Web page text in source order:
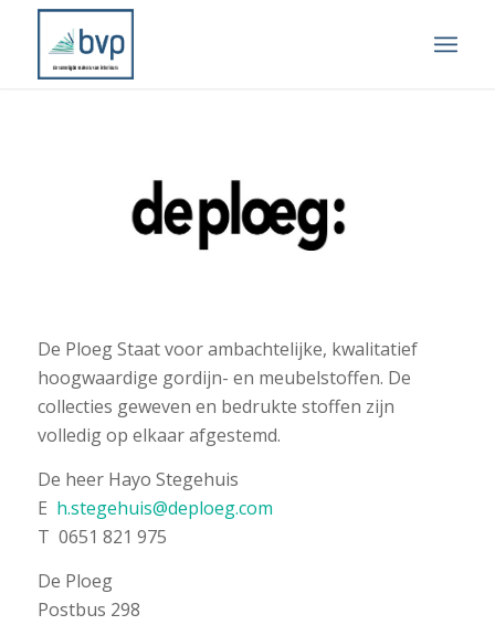
De Ploeg Staat voor ambachtelijke, kwalitatief
hoogwaardige gordijn- en meubelstoffen. De
collecties geweven en bedrukte stoffen zijn
volledig op elkaar afgestemd.
De heer Hayo Stegehuis
E h.stegehuis@deploeg.com
T 0651 821 975
De Ploeg
Postbus 298